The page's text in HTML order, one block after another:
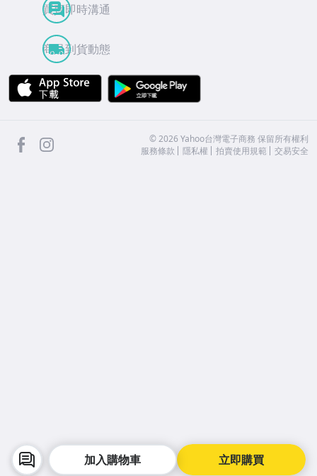
立即購買
加入購物車
買賣即時溝通
商品到貨動態
APP Store
facebook ©2026 Yahoo台灣電子商務 保留所有權利
服務條款
隱私權 拍賣使用規範 交易安全